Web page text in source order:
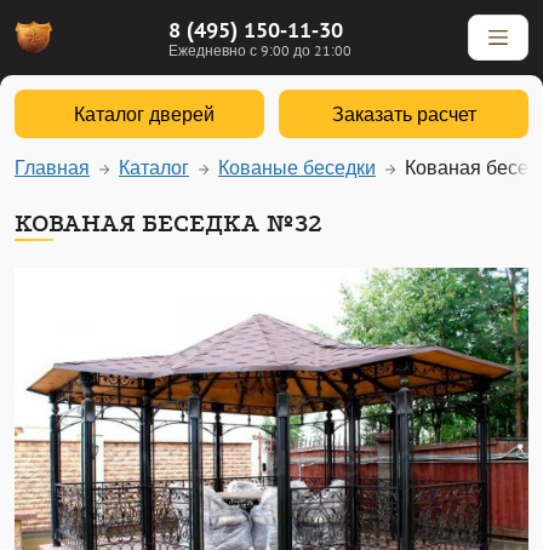
8 (495) 150-11-30
Ежедневно с 9:00 до 21:00
Каталог дверей Заказать расчет
Главная Каталог Кованые беседки Кованая
КОВАНАЯ БЕСЕДКА №32